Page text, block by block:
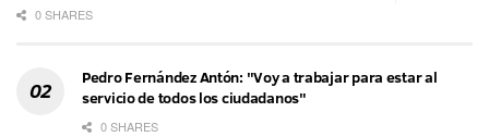
0 SHARES
Pedro Fernández Antón: "Voy a trabajar para estar al
servicio de todos los ciudadanos"
0 SHARES